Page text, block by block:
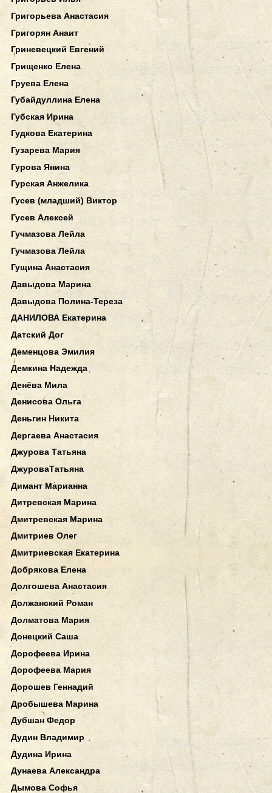
Григорьева Анастасия
Григорян Анаит
Гриневецкий Евгений
Грищенко Елена
Груева Елена
Губайдуллина Елена
Губская Ирина
Гудкова Екатерина
Гузарева Мария
Гурова Янина
Гурская Анжелика
Гусев (младший) Виктор
Гусев Алексей
Гучмазова Лейла
Гучмазова Лейла
Гущина Анастасия
Давыдова Марина
Давыдова Полина-Тереза
ДАНИЛОВА Екатерина
Датский Дог
Деменцова Эмилия
Демкина Надежда
Денёва Мила
Денисова Ольга
Деньгин Никита
Дергаева Анастасия
Джурова Татьяна
ДжуроваТатьяна
Димант Марианна
Дитревская Марина
Дмитревская Марина
Дмитриев Олег
Дмитриевская Екатерина
Добрякова Елена
Долгошева Анастасия
Должанский Роман
Долматова Мария
Донецкий Саша
Дорофеева Ирина
Дорофеева Мария
Дорошев Геннадий
Дробышева Марина
Дубшан Федор
Дудин Владимир
Дудина Ирина
Дунаева Александра
Дымова Софья